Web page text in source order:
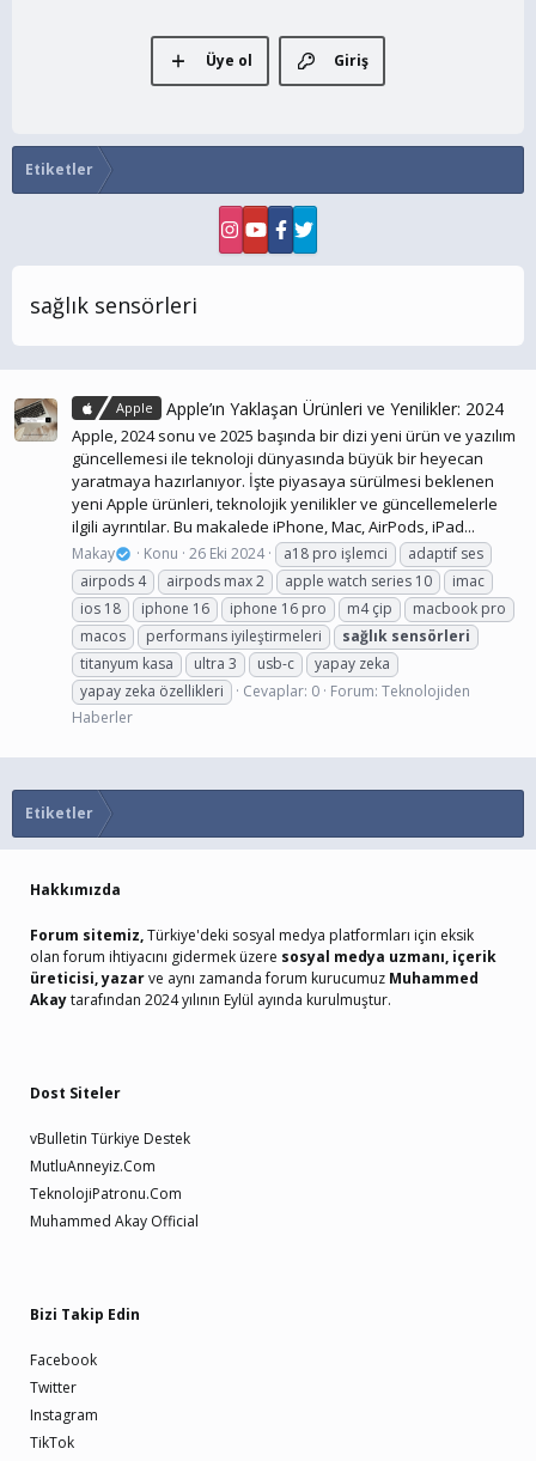
Giriş
Üye ol
Etiketler
sağlık sensörleri
Apple Apple’ın Yaklaşan Ürünleri ve Yenilikler: 2024
Apple, 2024 sonu ve 2025 başında bir dizi yeni ürün ve yazılım
güncellemesi ile teknoloji dünyasında büyük bir heyecan
yaratmaya hazırlanıyor. İşte piyasaya sürülmesi beklenen
yeni Apple ürünleri, teknolojik yenilikler ve güncellemelerle
ilgili ayrıntılar. Bu makalede iPhone, Mac, AirPods, iPad...
Makay Konu 26 Eki 2024 a18 pro işlemci
adaptif ses
airpods 4
airpods max 2 apple watch series 10
imac
ios 18
iphone 16 iphone 16 pro m4 çip
macbook pro
macos
performans iyileştirmeleri sağlık sensörleri
titanyum kasa
ultra 3 usb-c
yapay zeka
yapay zeka özellikleri
Cevaplar: 0 Forum: Teknolojiden
Haberler
Etiketler
Hakkımızda
Forum sitemiz,Türkiye'deki sosyal medya platformları için eksik
olan forum ihtiyacını gidermek üzere sosyal medya uzmanı, içerik
üreticisi, yazarve aynı zamanda forum kurucumuz Muhammed
Akaytarafından 2024 yılının Eylül ayında kurulmuştur.
Dost Siteler
vBulletin Türkiye Destek
MutluAnneyiz.Com
TeknolojiPatronu.Com
Muhammed Akay Official
Bizi Takip Edin
Facebook
Twitter
Instagram
TikTok